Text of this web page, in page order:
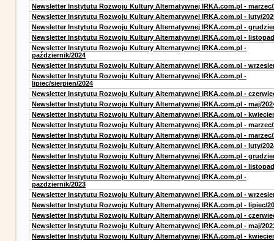
Newsletter Instytutu Rozwoju Kultury Alternatywnej IRKA.com.pl - marzec/
Newsletter Instytutu Rozwoju Kultury Alternatywnej IRKA.com.pl - luty/
Newsletter Instytutu Rozwoju Kultury Alternatywnej IRKA.com.pl -
Newsletter Instytutu Rozwoju Kultury Alternatywnej IRKA.com.pl -
Newsletter Instytutu Rozwoju Kultury Alternatywnej IRKA.com.pl -
październik/2024
Newsletter Instytutu Rozwoju Kultury Alternatywnej IRKA.com.pl -
Newsletter Instytutu Rozwoju Kultury Alternatywnej IRKA.com.pl -
lipiec/sierpien/2024
Newsletter Instytutu Rozwoju Kultury Alternatywnej IRKA.com.pl -
Newsletter Instytutu Rozwoju Kultury Alternatywnej IRKA.com.pl - maj/
Newsletter Instytutu Rozwoju Kultury Alternatywnej IRKA.com.pl -
Newsletter Instytutu Rozwoju Kultury Alternatywnej IRKA.com.pl - marzec/
Newsletter Instytutu Rozwoju Kultury Alternatywnej IRKA.com.pl - marzec/
Newsletter Instytutu Rozwoju Kultury Alternatywnej IRKA.com.pl - luty/
Newsletter Instytutu Rozwoju Kultury Alternatywnej IRKA.com.pl -
Newsletter Instytutu Rozwoju Kultury Alternatywnej IRKA.com.pl -
Newsletter Instytutu Rozwoju Kultury Alternatywnej IRKA.com.pl -
pazdziernik/2023
Newsletter Instytutu Rozwoju Kultury Alternatywnej IRKA.com.pl -
Newsletter Instytutu Rozwoju Kultury Alternatywnej IRKA.com.pl - lipiec/
Newsletter Instytutu Rozwoju Kultury Alternatywnej IRKA.com.pl -
Newsletter Instytutu Rozwoju Kultury Alternatywnej IRKA.com.pl - maj/
Newsletter Instytutu Rozwoju Kultury Alternatywnej IRKA.com.pl -